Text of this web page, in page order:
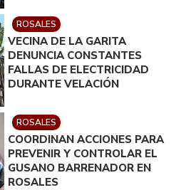
ROSALES
VECINA DE LA GARITA
DENUNCIA CONSTANTES
FALLAS DE ELECTRICIDAD
DURANTE VELACIÓN
ROSALES
COORDINAN ACCIONES PARA
PREVENIR Y CONTROLAR EL
GUSANO BARRENADOR EN
ROSALES